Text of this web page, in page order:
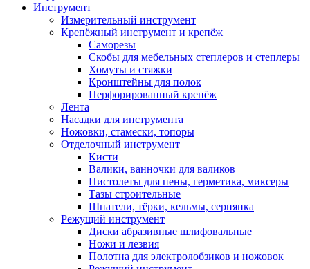
Инструмент
Измерительный инструмент
Крепёжный инструмент и крепёж
Саморезы
Скобы для мебельных степлеров и степлеры
Хомуты и стяжки
Кронштейны для полок
Перфорированный крепёж
Лента
Насадки для инструмента
Ножовки, стамески, топоры
Отделочный инструмент
Кисти
Валики, ванночки для валиков
Пистолеты для пены, герметика, миксеры
Тазы строительные
Шпатели, тёрки, кельмы, серпянка
Режущий инструмент
Диски абразивные шлифовальные
Ножи и лезвия
Полотна для электролобзиков и ножовок